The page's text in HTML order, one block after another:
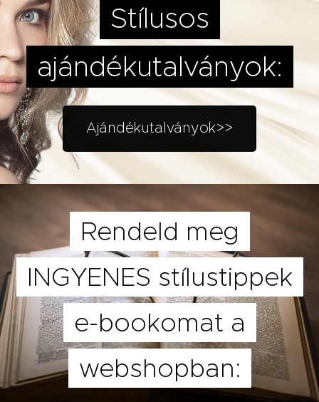
Stílusos
ajándékutalványok:
Ajándékutalványok>>
Rendeld meg
INGYENES stílustippek
e-bookomat a
webshopban: